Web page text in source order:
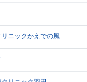
ニックかえでの風